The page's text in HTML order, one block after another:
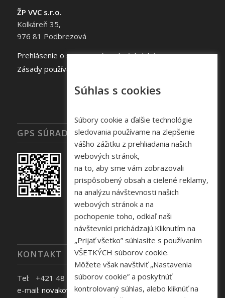
ŽP VVC s.r.o.
Kolkáreň 35,
976 81 Podbrezová
Prehlásenie o spracovaní osobných údajov
Zásady používania súborov cookie
GPS SÚRADNICE
KONTAKT
Tel: +421 48 645 40 35
e-mail: novakova@zelpo.sk
Súhlas s cookies
Súbory cookie a ďalšie technológie
sledovania používame na zlepšenie
vášho zážitku z prehliadania našich
webových stránok,
na to, aby sme vám zobrazovali
prispôsobený obsah a cielené reklamy,
na analýzu návštevnosti našich
webových stránok a na
pochopenie toho, odkiaľ naši
návštevníci prichádzajú.Kliknutím na
„Prijať všetko” súhlasíte s používaním
VŠETKÝCH súborov cookie.
Môžete však navštíviť „Nastavenia
súborov cookie” a poskytnúť
kontrolovaný súhlas, alebo kliknúť na